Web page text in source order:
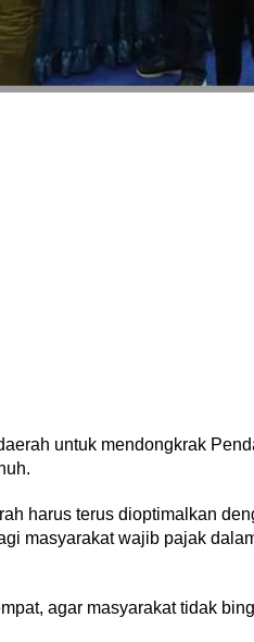
untuk mendongkrak
harus terus dioptimalkan
masyarakat wajib pajak
agar masyarakat tidak